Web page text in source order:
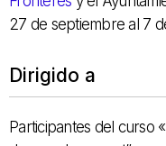
27 de septiembre al 7
Dirigido a
Participantes del curso